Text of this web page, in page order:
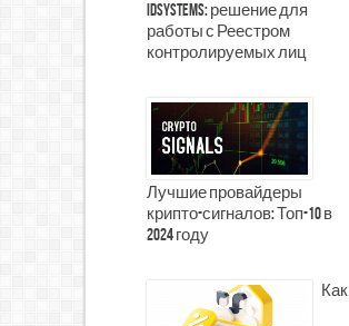
iDSystems: решение для
работы с Реестром
контролируемых лиц
Лучшие провайдеры
крипто-сигналов: Топ-10 в
2024 году
Как